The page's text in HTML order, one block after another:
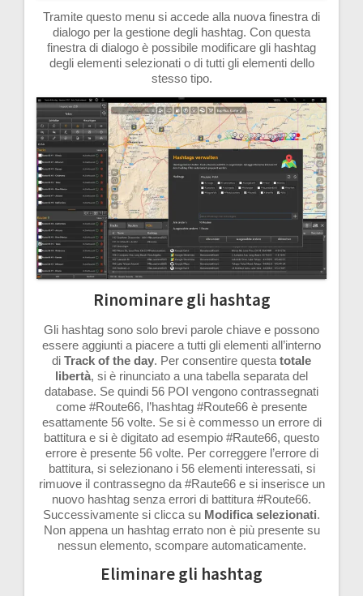
Tramite questo menu si accede alla nuova finestra di
dialogo per la gestione degli hashtag. Con questa
finestra di dialogo è possibile modificare gli hashtag
degli elementi selezionati o di tutti gli elementi dello
stesso tipo.
Rinominare gli hashtag
Gli hashtag sono solo brevi parole chiave e possono
essere aggiunti a piacere a tutti gli elementi all’interno
di Track of the day. Per consentire questa totale
libertà, si è rinunciato a una tabella separata del
database. Se quindi 56 POI vengono contrassegnati
come #Route66, l’hashtag #Route66 è presente
esattamente 56 volte. Se si è commesso un errore di
battitura e si è digitato ad esempio #Raute66, questo
errore è presente 56 volte. Per correggere l’errore di
battitura, si selezionano i 56 elementi interessati, si
rimuove il contrassegno da #Raute66 e si inserisce un
nuovo hashtag senza errori di battitura #Route66.
Successivamente si clicca su Modifica selezionati.
Non appena un hashtag errato non è più presente su
nessun elemento, scompare automaticamente.
Eliminare gli hashtag